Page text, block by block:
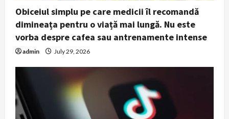
Obiceiul simplu pe care medicii îl recomandă
dimineața pentru o viață mai lungă. Nu este
vorba despre cafea sau antrenamente intense
admin July 29, 2026